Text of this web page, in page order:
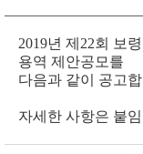
2019년 제22회 보
용역 제안공모를
다음과 같이 공고
자세한 사항은 붙